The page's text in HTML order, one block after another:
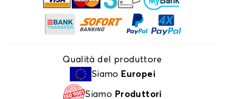
Qualità del produttore
Siamo Europei
Siamo Produttori